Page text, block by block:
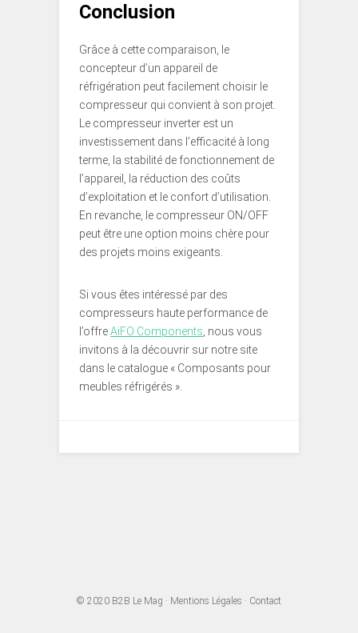
Conclusion
Grâce à cette comparaison, le
concepteur d’un appareil de
réfrigération peut facilement choisir le
compresseur qui convient à son projet.
Le compresseur inverter est un
investissement dans l’efficacité à long
terme, la stabilité de fonctionnement de
l’appareil, la réduction des coûts
d’exploitation et le confort d’utilisation.
En revanche, le compresseur ON/OFF
peut être une option moins chère pour
des projets moins exigeants.
Si vous êtes intéressé par des
compresseurs haute performance de
l’offreAiFO Components , nous vous
invitons à la découvrir sur notre site
dans le catalogue « Composants pour
meubles réfrigérés ».
© 2020 B2B Le Mag · Mentions Légales · Contact